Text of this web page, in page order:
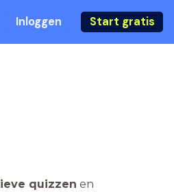
Inloggen Start gratis
quizzen en